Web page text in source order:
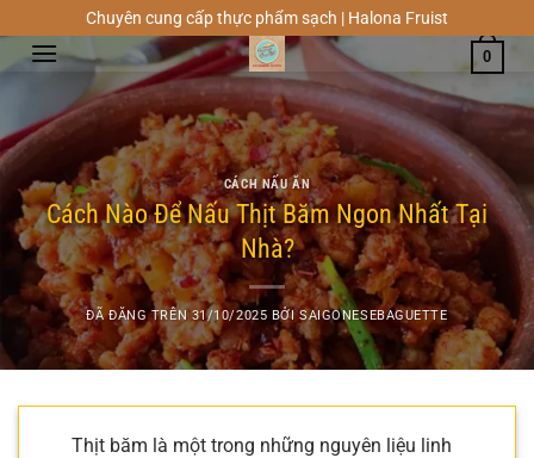
đến
nội
Chuyên cung cấp thực phẩm sạch | Halona Fruist
0
CÁCH NẤU ĂN
Cách Nào Để Nấu Thịt Băm Ngon Nhất Tại
Nhà?
ĐÃ ĐĂNG TRÊN31/10/2025 BỞISAIGONESEBAGUETTE
Thịt băm là một trong những nguyên liệu linh